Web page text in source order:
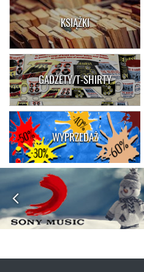
KSIĄŻKI
GADŻETY/T-SHIRTY
WYPRZEDAŻ